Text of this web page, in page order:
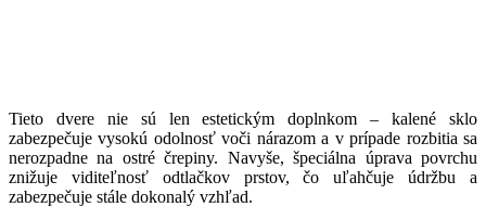
Tieto dvere nie sú len estetickým doplnkom – kalené sklo
zabezpečuje vysokú odolnosť voči nárazom a v prípade rozbitia sa
nerozpadne na ostré črepiny. Navyše, špeciálna úprava povrchu
znižuje viditeľnosť odtlačkov prstov, čo uľahčuje údržbu a
zabezpečuje stále dokonalý vzhľad.